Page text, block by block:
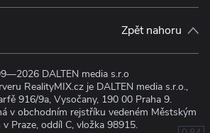
Zpět nahoru
DALTEN media s.r.o
RealityMIX.cz je DALTEN media s.r.o.,
916/9a, Vysočany, 190 00 Praha 9.
v obchodním rejstříku vedeném Městským
v Praze, oddíl C, vložka 98915.